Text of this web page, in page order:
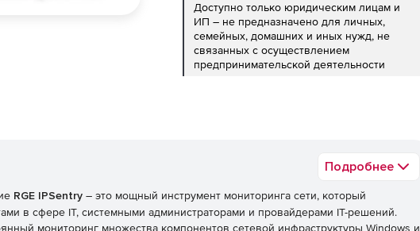
Доступно только юридическим лицам и
ИП – не предназначено для личных,
семейных, домашних и иных нужд, не
связанных с осуществлением
предпринимательской деятельности
Подробнее
RGE IPSentry – это мощный инструмент мониторинга сети, который
в сфере IT, системными администраторами и провайдерами IТ-решений.
мониторинг множества компонентов сетевой инфраструктуры Windows и